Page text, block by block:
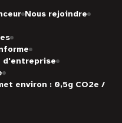
Nous rejoindre
d'entreprise
environ : 0,5g CO2e /